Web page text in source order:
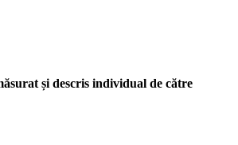
și descris individual de către